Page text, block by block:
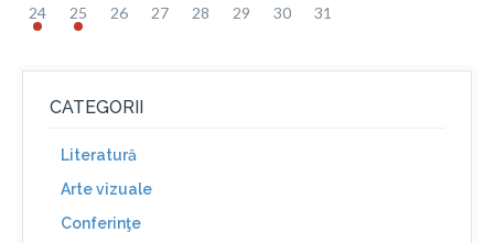
24 25 26 27 28 29 30 31
CATEGORII
Literatură
Arte vizuale
Conferinţe